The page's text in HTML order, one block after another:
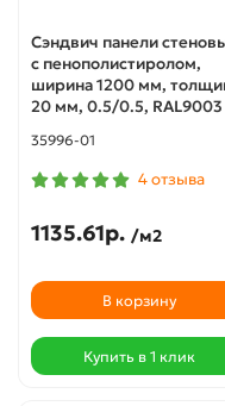
Сэндвич панели
с пенополистиролом,
ширина 1200 мм,
20 мм, 0.5/0.5, RAL9003
35996-01
4 отзыва
1135.61р. /м2
В корзину
Купить в 1 клик